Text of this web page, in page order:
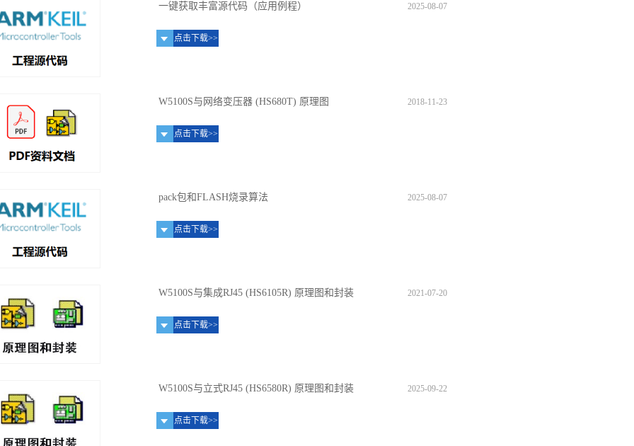
一键获取丰富源代码（应用例程） 2025-08-07
点击下载>>
W5100S与网络变压器 (HS680T) 原理图 2018-11-23
点击下载>>
pack包和FLASH烧录算法 2025-08-07
点击下载>>
W5100S与集成RJ45 (HS6105R) 原理图和封装 2021-07-20
点击下载>>
W5100S与立式RJ45 (HS6580R) 原理图和封装 2025-09-22
点击下载>>